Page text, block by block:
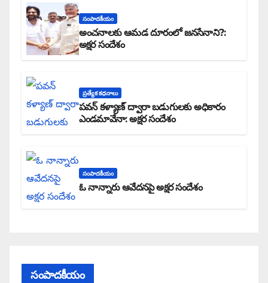
సంపాదకీయం
అంచనాలకు ఆమడ దూరంలో జనసేనాని?:
అక్షర సందేశం
ప్రత్యేక కధనాలు
పవన్ కళ్యాణ్ ద్వారా బడుగులకు అధికారం
ఎండమావేనా: అక్షర సందేశం
సంపాదకీయం
ఓ నాన్నారు ఆవేదనపై అక్షర సందేశం
సంపాదకీయం